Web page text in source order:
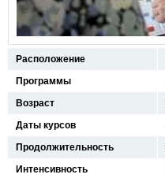
Расположение
Программы
Возраст
Даты курсов
Продолжительность
Интенсивность